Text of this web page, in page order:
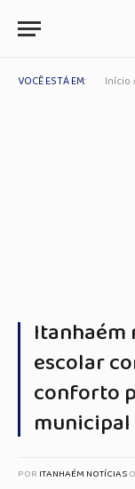
VOCÊ ESTÁ EM: Início
Itanhaém
escolar
conforto
municipal
POR ITANHAÉM NOTÍCIAS